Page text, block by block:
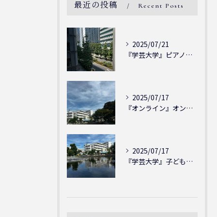
最近の投稿 Recent Posts
2025/07/21
『学芸大学』ピアノを弾ける喜び - シェリー・アーツ音楽教室...
2025/07/17
『オンライン』オンラインの会員様大募集中！シェリー・アーツ音...
2025/07/17
『学芸大学』子どもには子どもの表現が大切！シェリー・アーツ音...